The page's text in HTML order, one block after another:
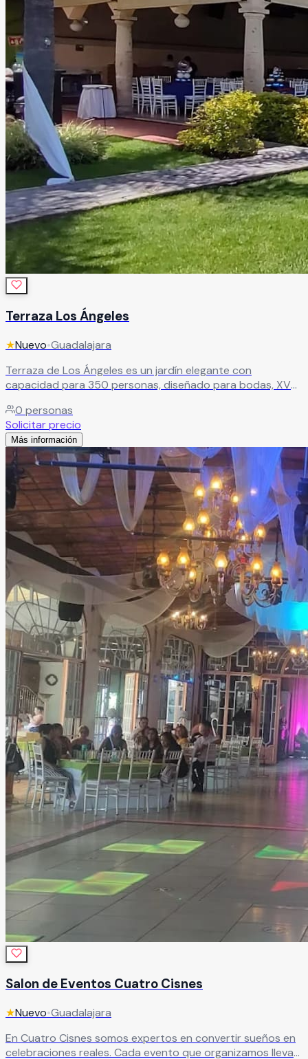
Terraza Los Ángeles
★Nuevo•Guadalajara
Terraza de Los Ángeles es un jardín elegante con
capacidad para 350 personas, diseñado para bodas, XV
imponente pérgola toma protagonismo como mesa
principal, creando ese punto focal que toda celebración
necesita.Leer más
0 personas
Solicitar precio
Más información
Salon de Eventos Cuatro Cisnes
★Nuevo•Guadalajara
En Cuatro Cisnes somos expertos en convertir sueños en
celebraciones reales. Cada evento que organizamos lleva